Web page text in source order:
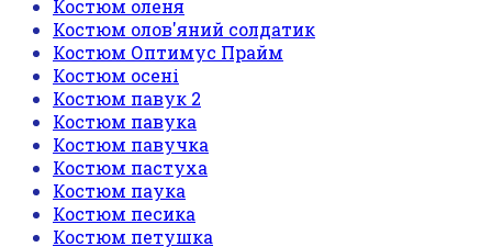
Костюм оленя
Костюм олов'яний солдатик
Костюм Оптимус Прайм
Костюм осені
Костюм павук 2
Костюм павука
Костюм павучка
Костюм пастуха
Костюм паука
Костюм песика
Костюм петушка